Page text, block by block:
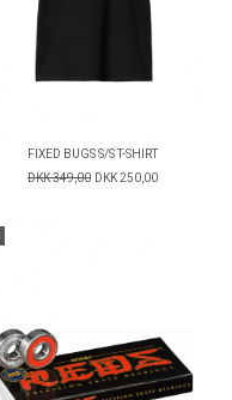
FIXED BUGS S/S T-SHIRT
DKK 349,00 DKK 250,00